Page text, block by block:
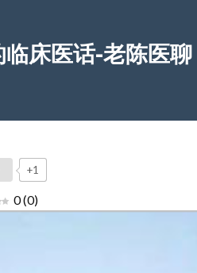
床医话-老陈医聊
+1
0(0)